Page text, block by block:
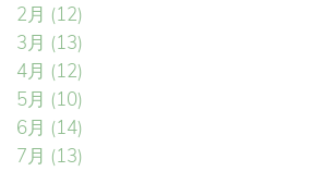
2月 (12)
3月 (13)
4月 (12)
5月 (10)
6月 (14)
7月 (13)